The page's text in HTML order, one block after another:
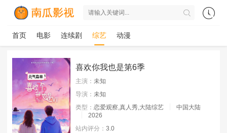
首页 电影 连续剧 综艺 动漫
喜欢你我也是第6季
主演： 未知
导演： 未知
类型： 恋爱观察,真人秀,大陆综艺
中国大陆
2026
站内评分： 3.0